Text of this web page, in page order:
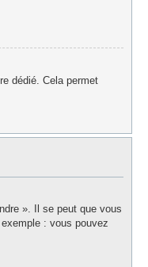
dédié. Cela permet
». Il se peut que vous
: vous pouvez